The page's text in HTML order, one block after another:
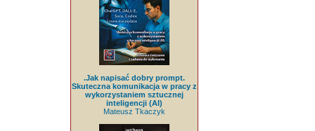
.Jak napisać dobry prompt.
Skuteczna komunikacja w pracy z
wykorzystaniem sztucznej
inteligencji (AI)
Mateusz Tkaczyk